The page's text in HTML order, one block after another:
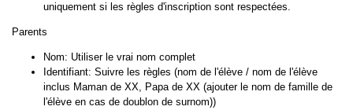
uniquement si les règles d'inscription sont respectées.
Parents
Nom: Utiliser le vrai nom complet
Identifiant: Suivre les règles (nom de l'élève / nom de l'élève
inclus Maman de XX, Papa de XX (ajouter le nom de famille de
l'élève en cas de doublon de surnom))